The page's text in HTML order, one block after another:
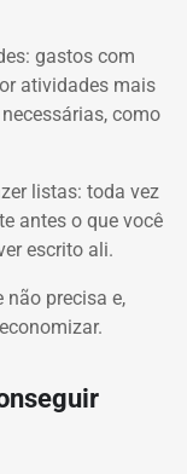
gastos com
atividades mais
como
listas: toda vez
antes o que você
escrito ali.
não precisa e,